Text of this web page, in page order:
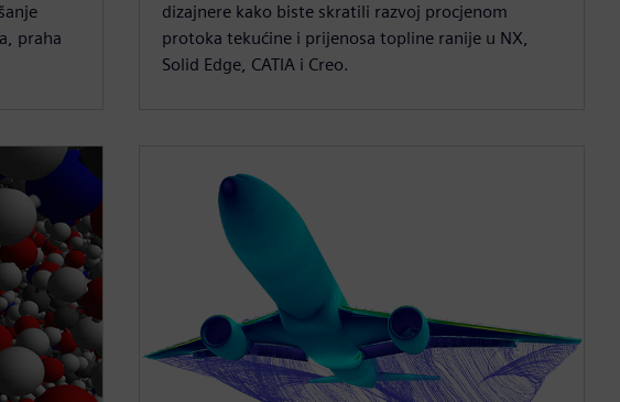
praha
dizajnere kako biste skratili razvoj procjenom
protoka tekućine i prijenosa topline ranije u NX,
Solid Edge, CATIA i Creo.